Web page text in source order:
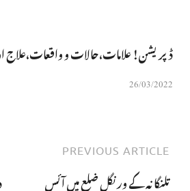
ڈپریشن! علامات،حالات و واقعات،علاج
26/03/2022
PREVIOUS ARTICLE
تلنگانہ کے ورنگل ضلع میں آئس